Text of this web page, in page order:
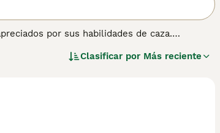
por sus habilidades de caza.
les ve trabajando en parejas, por lo que
Clasificar por Más reciente